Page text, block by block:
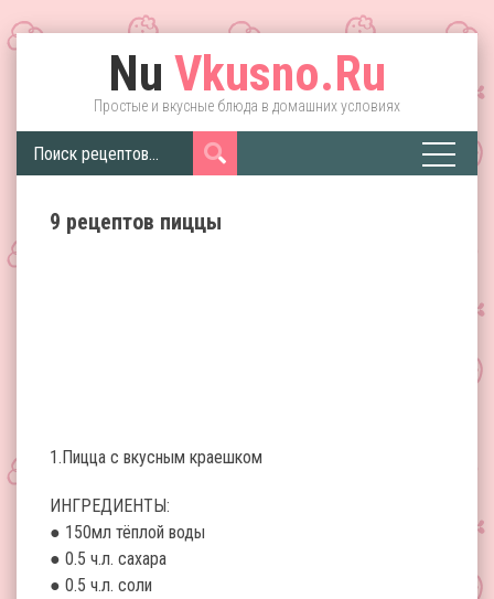
Nu Vkusno.Ru
Простые и вкусные блюда в домашних условиях
9 рецептов пиццы
1.Пицца с вкусным краешком
ИНГРЕДИЕНТЫ:
● 150мл тёплой воды
● 0.5 ч.л. сахара
● 0.5 ч.л. соли